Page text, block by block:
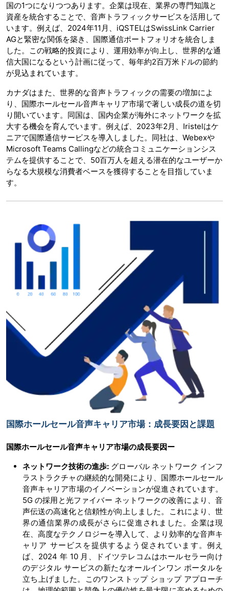
国の1つになりつつあります。企業は現在、業界の専門知識と
資産を統合することで、音声トラフィックサービスを活用して
います。例えば、2024年11月、iQSTELはSwissLink Carrier
AGと緊密な関係を築き、国際通信ポートフォリオを統合しま
した。この戦略的投資により、運用効率が向上し、世界的な通
信大国になるという計画に従って、毎年約2百万米ドルの節約
が見込まれています。
カナダはまた、世界的な音声トラフィックの需要の増加によ
り、国際ホールセール音声キャリア市場で著しい成長の道を切
り開いています。同国は、国内企業が海外にネットワークを拡
大する機会を育んでいます。例えば、2023年2月、Iristelはケ
ニアで国際通信サービスを導入しました。同社は、Webexや
Microsoft Teams Callingなどの統合コミュニケーションシス
テムを提供することで、50百万人を超える潜在的なユーザーか
らなる大規模な消費者ベースを獲得することを目指していま
す。
国際ホールセール音声キャリア市場：成長要因と課題
国際ホールセール音声キャリア市場の成長要因ー
ネットワーク技術の進歩: グローバル ネットワーク インフ
ラストラクチャの継続的な開発により、国際ホールセール
音声キャリア市場のイノベーションが促進されています。
5G の採用と光ファイバー ネットワークの改善により、音
声伝送の高速化と信頼性が向上しました。これにより、世
界の通信業界の成長がさらに促進されました。企業は現
在、高度なテクノロジーを導入して、より効率的な音声キ
ャリア サービスを提供するよう促されています。例え
ば、2024 年 10 月、ドイツテレコムはホールセラー向け
のデジタル サービスの新たなオールインワン ポータルを
立ち上げました。このワンストップ ショップ アプローチ